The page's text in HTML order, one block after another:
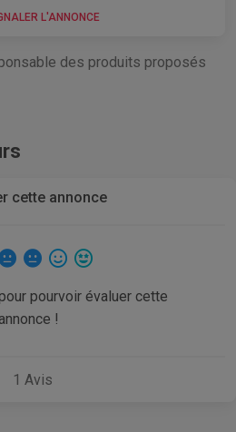
L'ANNONCE
des produits proposés
cette annonce
pourvoir évaluer cette
!
1 Avis